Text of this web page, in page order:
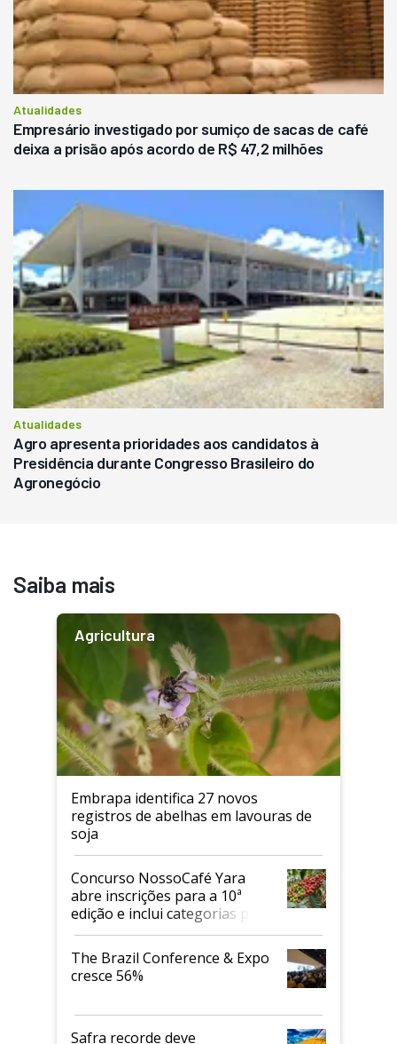
Atualidades
Empresário investigado por sumiço de sacas de café
deixa a prisão após acordo de R$ 47,2 milhões
Atualidades
Agro apresenta prioridades aos candidatos à
Presidência durante Congresso Brasileiro do
Agronegócio
Saiba mais
Agricultura
Embrapa identifica 27 novos
registros de abelhas em lavouras de
soja
Concurso NossoCafé Yara
abre inscrições para a 10ª
edição e inclui categorias para
cafés Canephora
The Brazil Conference & Expo
cresce 56%
Safra recorde deve